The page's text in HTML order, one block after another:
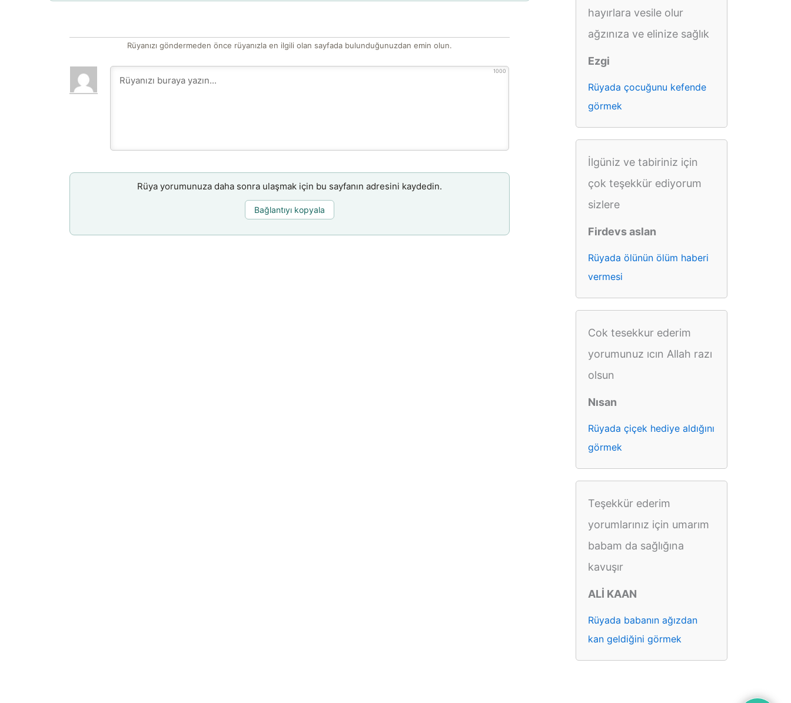
Rüyanızı göndermeden önce rüyanızla en ilgili olan sayfada bulunduğunuzdan emin olun.
1000
Rüya yorumunuza daha sonra ulaşmak için bu sayfanın adresini kaydedin.
Bağlantıyı kopyala
hayırlara vesile olur
ağzınıza ve elinize sağlık
Ezgi
Rüyada çocuğunu kefende
görmek
İlgüniz ve tabiriniz için
çok teşekkür ediyorum
sizlere
Firdevs aslan
Rüyada ölünün ölüm haberi
vermesi
Cok tesekkur ederim
yorumunuz ıcın Allah razı
olsun
Nısan
Rüyada çiçek hediye aldığını
görmek
Teşekkür ederim
yorumlarınız için umarım
babam da sağlığına
kavuşır
ALİ KAAN
Rüyada babanın ağızdan
kan geldiğini görmek